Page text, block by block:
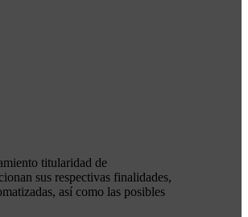
titularidad de
sus respectivas finalidades,
así como las posibles